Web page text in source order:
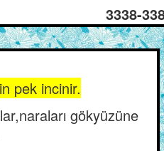
3338-
pek incinir.
gökyüzüne